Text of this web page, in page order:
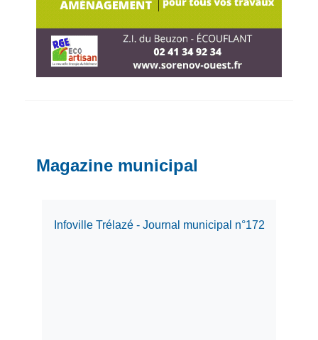
Magazine municipal
Infoville Trélazé - Journal municipal n°172